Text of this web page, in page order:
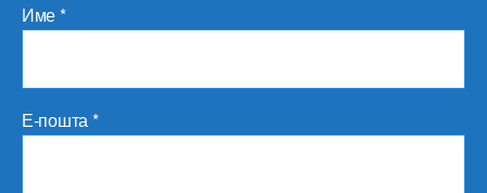
Име*
Е-пошта *